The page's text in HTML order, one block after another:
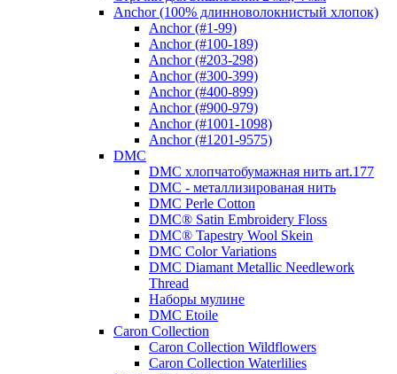
Anchor (100% длинноволокнистый хлопок)
Anchor (#1-99)
Anchor (#100-189)
Anchor (#203-298)
Anchor (#300-399)
Anchor (#400-899)
Anchor (#900-979)
Anchor (#1001-1098)
Anchor (#1201-9575)
DMC
DMC хлопчатобумажная нить art.177
DMC - металлизированая нить
DMC Perle Cotton
DMC® Satin Embroidery Floss
DMC® Tapestry Wool Skein
DMC Color Variations
DMC Diamant Metallic Needlework
Thread
Наборы мулине
DMC Etoile
Caron Collection
Caron Collection Wildflowers
Caron Collection Waterlilies